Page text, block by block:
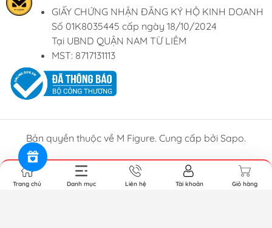
GIẤY CHỨNG NHẬN ĐĂNG KÝ HỘ KINH DOANH
Số 01K8035445 cấp ngày 18/10/2024
Tại UBND QUẬN NAM TỪ LIÊM
MST: 8717131113
Bản quyền thuộc về M Figure. Cung cấp bởi Sapo.
Trang chủ Danh mục Liên hệ Tài khoản Giỏ hàng